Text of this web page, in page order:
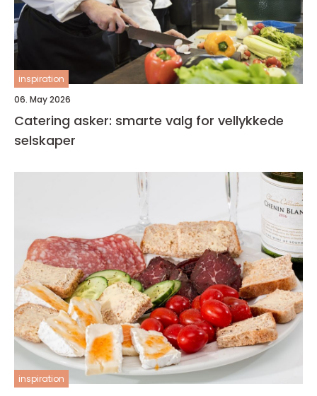
inspiration
06. May 2026
Catering asker: smarte valg for vellykkede
selskaper
inspiration